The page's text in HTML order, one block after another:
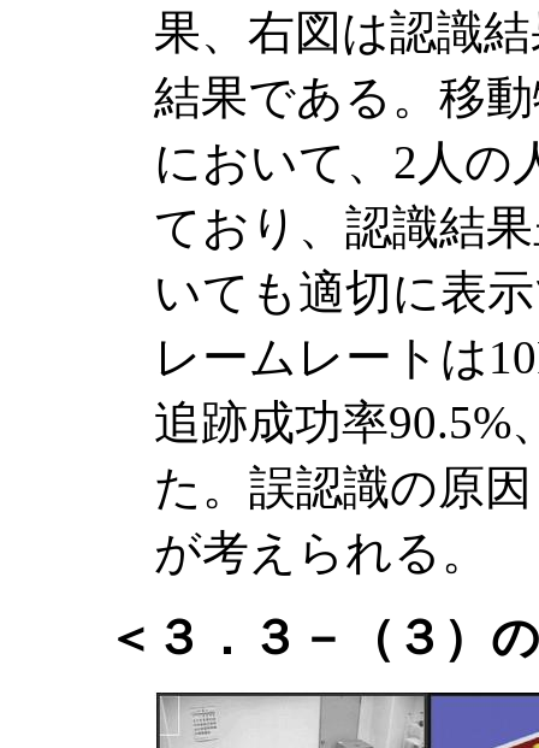
果、右図は認識
結果である。移
において、2人の
ており、認識結
いても適切に表
レームレートは
追跡成功率90.5%
た。誤認識の原
が考えられる。
＜３．３－（３）